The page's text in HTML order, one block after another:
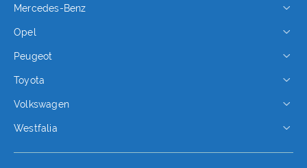
Mercedes-Benz
Opel
Peugeot
Toyota
Volkswagen
Westfalia